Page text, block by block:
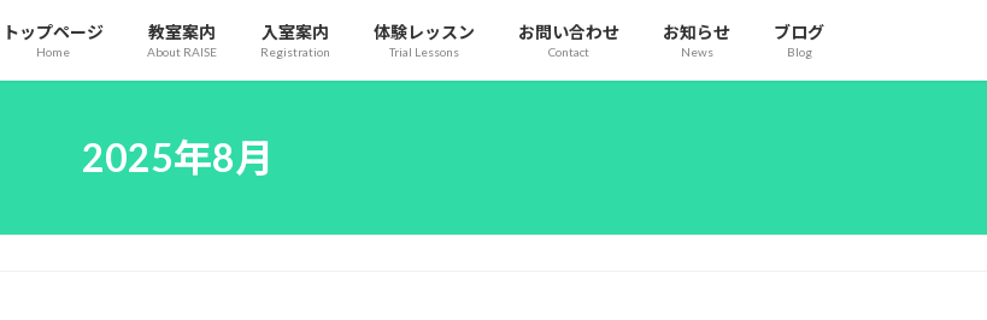
トップページ
Home
教室案内
About RAISE
入室案内
Registration
体験レッスン
Trial Lessons
お問い合わせ
Contact
お知らせ
News
ブログ
Blog
2025年8月